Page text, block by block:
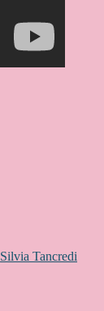
Silvia Tancredi